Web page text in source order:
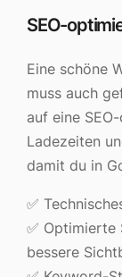
SEO-
Eine schöne
muss auch
auf eine
Ladezeiten
damit du in
✅
✅ Optimierte
bessere